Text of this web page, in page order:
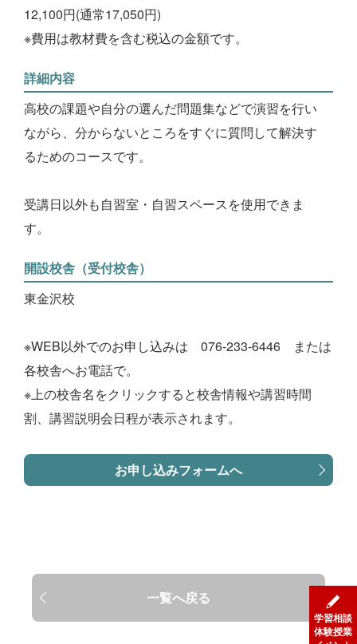
12,100円(通常17,050円)
※費用は教材費を含む税込の金額です。
詳細内容
高校の課題や自分の選んだ問題集などで演習を行い
ながら、分からないところをすぐに質問して解決す
るためのコースです。
受講日以外も自習室・自習スペースを使用できま
す。
開設校舎（受付校舎）
東金沢校
※WEB以外でのお申し込みは 076-233-6446 または
各校舎へお電話で。
※上の校舎名をクリックすると校舎情報や講習時間
割、講習説明会日程が表示されます。
お申し込みフォームへ
一覧へ戻る
学習相談
体験授業